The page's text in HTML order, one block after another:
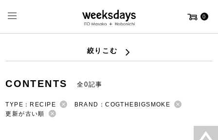
0
絞りこむ
CONTENTS 全0記事
TYPE：RECIPE
BRAND：COGTHEBIGSMOKE
更新が古い順